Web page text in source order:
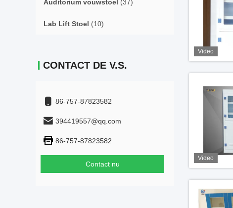
Auditorium vouwstoel (37)
Lab Lift Stoel (10)
CONTACT DE V.S.
86-757-87823582
394419557@qq.com
86-757-87823582
Contact nu
Video
Video